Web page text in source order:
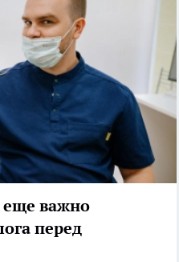
еще важно
перед